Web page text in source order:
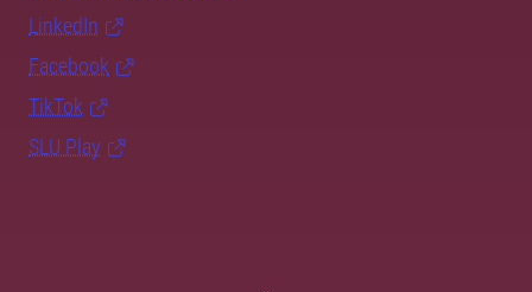
LinkedIn
Facebook
TikTok
SLU Play